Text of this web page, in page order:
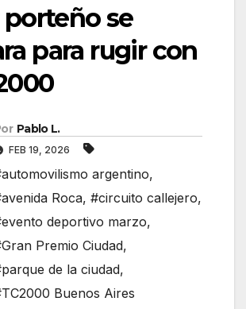
porteño se
para rugir con
Pablo L.
FEB 19, 2026
argentino,
Roca, #circuito callejero,
deportivo marzo,
Premio Ciudad,
de la ciudad,
Buenos Aires